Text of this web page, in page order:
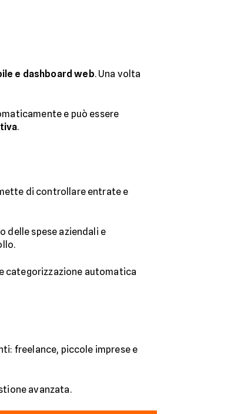
e dashboard web. Una volta
e può essere
.
di controllare entrate e
delle spese aziendali e
categorizzazione automatica
freelance, piccole imprese e
avanzata.